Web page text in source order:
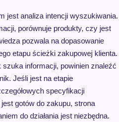
jest analiza intencji wyszukiwania.
porównuje produkty, czy jest
pozwala na dopasowanie
etapu ścieżki zakupowej klienta.
szuka informacji, powinien znaleźć
Jeśli jest na etapie
specyfikacji
gotów do zakupu, strona
do działania jest niezbędna.